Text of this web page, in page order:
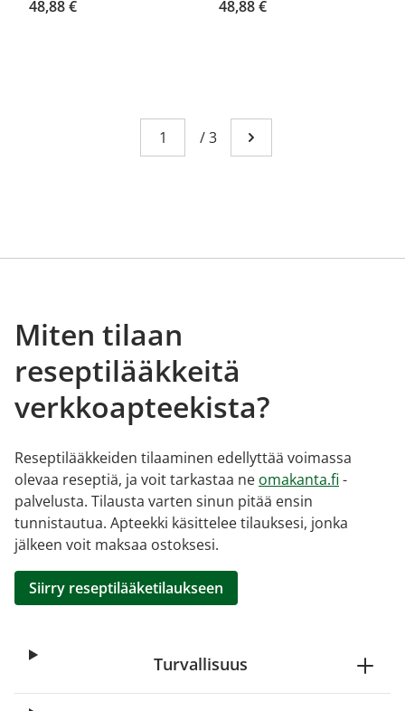
48,88 € 48,88 €
Sivu
You're currently reading page 1
/3 Mene seuraavalle
Miten tilaan
reseptilääkkeitä
verkkoapteekista?
Reseptilääkkeiden tilaaminen edellyttää voimassa
olevaa reseptiä, ja voit tarkastaa ne omakanta.fi -
palvelusta. Tilausta varten sinun pitää ensin
tunnistautua. Apteekki käsittelee tilauksesi, jonka
jälkeen voit maksaa ostoksesi.
Siirry reseptilääketilaukseen
Turvallisuus